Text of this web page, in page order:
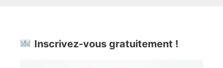
Inscrivez-vous gratuitement !